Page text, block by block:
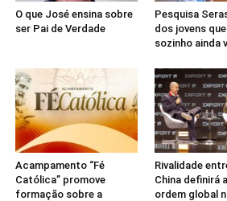
O que José ensina sobre
ser Pai de Verdade
Pesquisa
dos jovens
sozinho ainda
Acampamento “Fé
Católica” promove
formação sobre a
Rivalidade
China definirá
ordem global